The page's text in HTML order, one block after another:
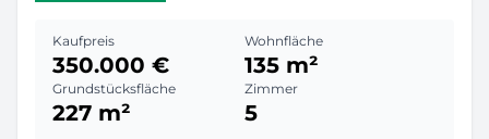
Kaufpreis
350.000 €
Wohnfläche
135 m²
Grundstücksfläche
227 m²
Zimmer
5